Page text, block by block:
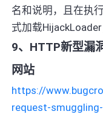
名和说明，且在执
式加载
9、HTTP新型漏
网站
https://
request-